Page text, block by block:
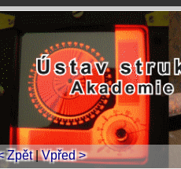
Zpět|Vpřed >